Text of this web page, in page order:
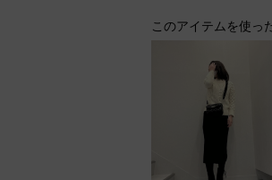
このアイテムを使っ